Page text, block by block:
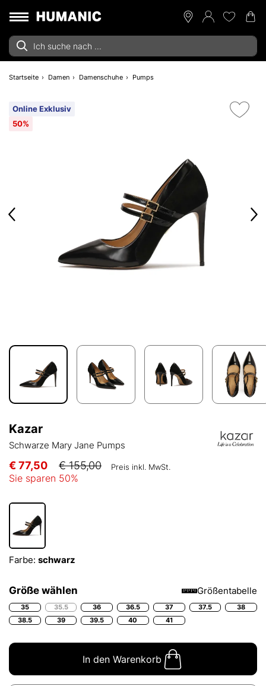
Startseite Damen Damenschuhe Pumps
Online Exklusiv
50%
Kazar
Schwarze Mary Jane Pumps
€ 77,50 € 155,00 Preis inkl. MwSt.
Sie sparen 50%
Farbe: schwarz
Größe wählen Größentabelle
35 35.5 36 36.5 37 37.5
38
38.5
39 39.5 40 41
In den Warenkorb